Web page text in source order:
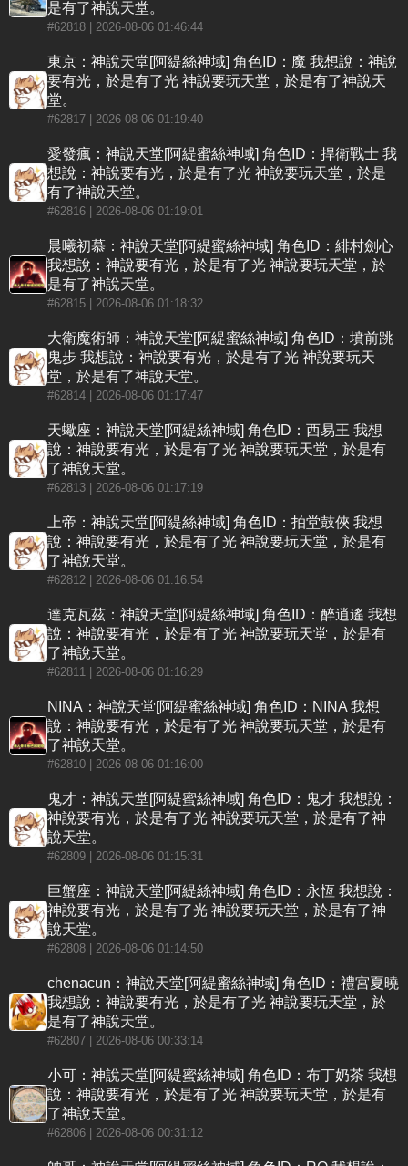
是有了神說天堂。
#62818 | 2026-08-06 01:46:44
東京：神說天堂[阿緹絲神域] 角色ID：魔 我想說：神說
要有光，於是有了光 神說要玩天堂，於是有了神說天
堂。
#62817 | 2026-08-06 01:19:40
愛發瘋：神說天堂[阿緹蜜絲神域] 角色ID：捍衛戰士 我
想說：神說要有光，於是有了光 神說要玩天堂，於是
有了神說天堂。
#62816 | 2026-08-06 01:19:01
晨曦初慕：神說天堂[阿緹蜜絲神域] 角色ID：緋村劍心
我想說：神說要有光，於是有了光 神說要玩天堂，於
是有了神說天堂。
#62815 | 2026-08-06 01:18:32
大衛魔術師：神說天堂[阿緹蜜絲神域] 角色ID：墳前跳
鬼步 我想說：神說要有光，於是有了光 神說要玩天
堂，於是有了神說天堂。
#62814 | 2026-08-06 01:17:47
天蠍座：神說天堂[阿緹絲神域] 角色ID：西易王 我想
說：神說要有光，於是有了光 神說要玩天堂，於是有
了神說天堂。
#62813 | 2026-08-06 01:17:19
上帝：神說天堂[阿緹絲神域] 角色ID：拍堂鼓俠 我想
說：神說要有光，於是有了光 神說要玩天堂，於是有
了神說天堂。
#62812 | 2026-08-06 01:16:54
達克瓦茲：神說天堂[阿緹絲神域] 角色ID：醉逍遙 我想
說：神說要有光，於是有了光 神說要玩天堂，於是有
了神說天堂。
#62811 | 2026-08-06 01:16:29
NINA：神說天堂[阿緹蜜絲神域] 角色ID：NINA 我想
說：神說要有光，於是有了光 神說要玩天堂，於是有
了神說天堂。
#62810 | 2026-08-06 01:16:00
鬼才：神說天堂[阿緹蜜絲神域] 角色ID：鬼才 我想說：
神說要有光，於是有了光 神說要玩天堂，於是有了神
說天堂。
#62809 | 2026-08-06 01:15:31
巨蟹座：神說天堂[阿緹絲神域] 角色ID：永恆 我想說：
神說要有光，於是有了光 神說要玩天堂，於是有了神
說天堂。
#62808 | 2026-08-06 01:14:50
chenacun：神說天堂[阿緹蜜絲神域] 角色ID：禮宮夏曉
我想說：神說要有光，於是有了光 神說要玩天堂，於
是有了神說天堂。
#62807 | 2026-08-06 00:33:14
小可：神說天堂[阿緹蜜絲神域] 角色ID：布丁奶茶 我想
說：神說要有光，於是有了光 神說要玩天堂，於是有
了神說天堂。
#62806 | 2026-08-06 00:31:12